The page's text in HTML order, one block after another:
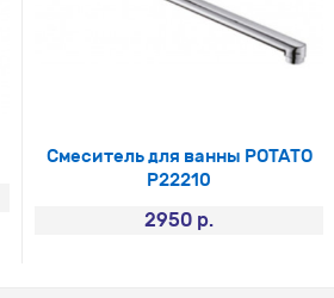
Смеситель для ванны РОТАТО
Р22210
2950 р.